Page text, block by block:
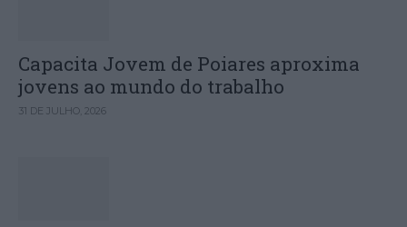
Capacita Jovem de Poiares aproxima
jovens ao mundo do trabalho
31 DE JULHO, 2026